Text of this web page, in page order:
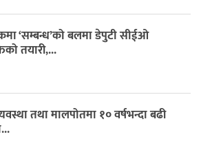
‘सम्बन्ध’को बलमा डेपुटी सीईओ
तयारी,...
तथा मालपोतमा १० वर्षभन्दा बढी